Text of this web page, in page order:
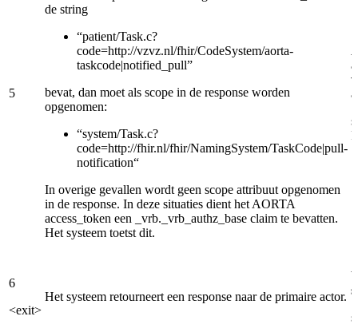
5
de string
“patient/Task.c?
code=http://vzvz.nl/fhir/CodeSystem/aorta-
taskcode|notified_pull”
bevat, dan moet als scope in de response worden
opgenomen:
“system/Task.c?
code=http://fhir.nl/fhir/NamingSystem/TaskCode|pull-
notification“
In overige gevallen wordt geen scope attribuut opgenomen
in de response. In deze situaties dient het AORTA
access_token een _vrb._vrb_authz_base claim te bevatten.
Het systeem toetst dit.
6
<exit>
Het systeem retourneert een response naar de primaire actor.